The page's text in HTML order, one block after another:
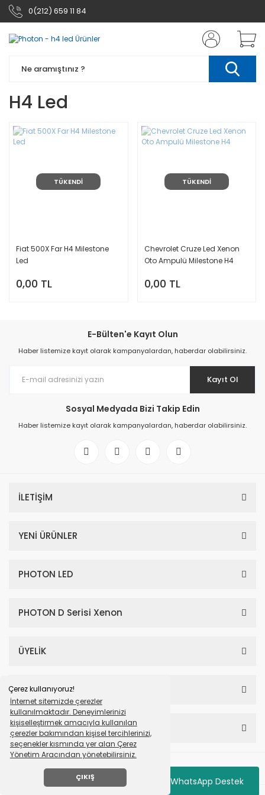
Çerez kullanıyoruz!
İnternet sitemizde çerezler
kullanılmaktadır. Deneyimlerinizi
kişiselleştirmek amacıyla kullanılan
çerezler bakımından kişisel tercihlerinizi,
seçenekler kısmında yer alan Çerez
Yönetim Aracından yönetebilirsiniz.
ÇIKIŞ WhatsApp Destek
0(212) 659 11 84
H4 Led
TÜKENDİ
Fiat 500X Far H4 Milestone
Led
0,00 TL
TÜKENDİ
Chevrolet Cruze Led Xenon
Oto Ampulü Milestone H4
0,00 TL
E-Bülten'e Kayıt Olun
Haber listemize kayıt olarak kampanyalardan, haberdar olabilirsiniz.
Kayıt Ol
Sosyal Medyada Bizi Takip Edin
Haber listemize kayıt olarak kampanyalardan, haberdar olabilirsiniz.
İLETİŞİM
YENİ ÜRÜNLER
PHOTON LED
PHOTON D Serisi Xenon
ÜYELİK
SAYFALAR
HESABIM
© Tüm Hakları Saklıdır. Mavera Otomotiv Photon